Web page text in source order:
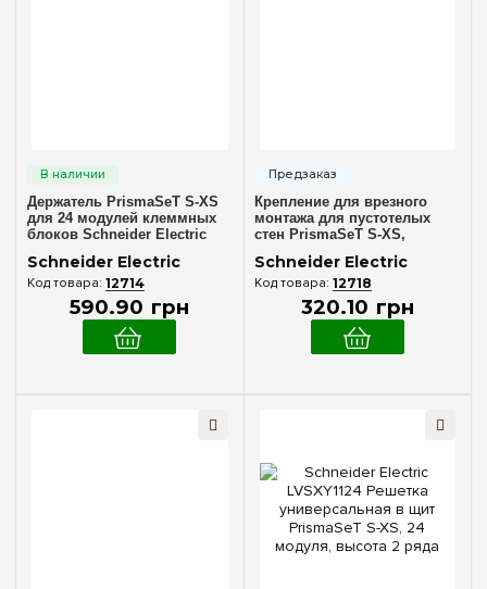
Держатель PrismaSeT S-XS
для 24 модулей клеммных
блоков Schneider Electric
Schneider Electric
12714
590.90 грн
Крепление для врезного
монтажа для пустотелых
стен PrismaSeT S-XS,
Schneider Electric LVSXX5
Schneider Electric
12718
320.10 грн